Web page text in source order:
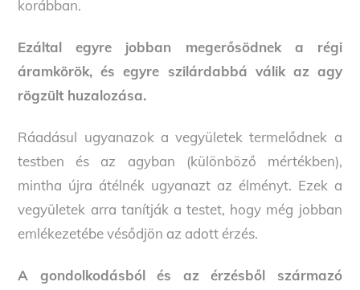
korábban.
Ezáltal egyre jobban megerősödnek a régi
áramkörök, és egyre szilárdabbá válik az agy
rögzült huzalozása.
Ráadásul ugyanazok a vegyületek termelődnek a
testben és az agyban (különböző mértékben),
mintha újra átélnék ugyanazt az élményt. Ezek a
vegyületek arra tanítják a testet, hogy még jobban
emlékezetébe vésődjön az adott érzés.
A gondolkodásból és az érzésből származó